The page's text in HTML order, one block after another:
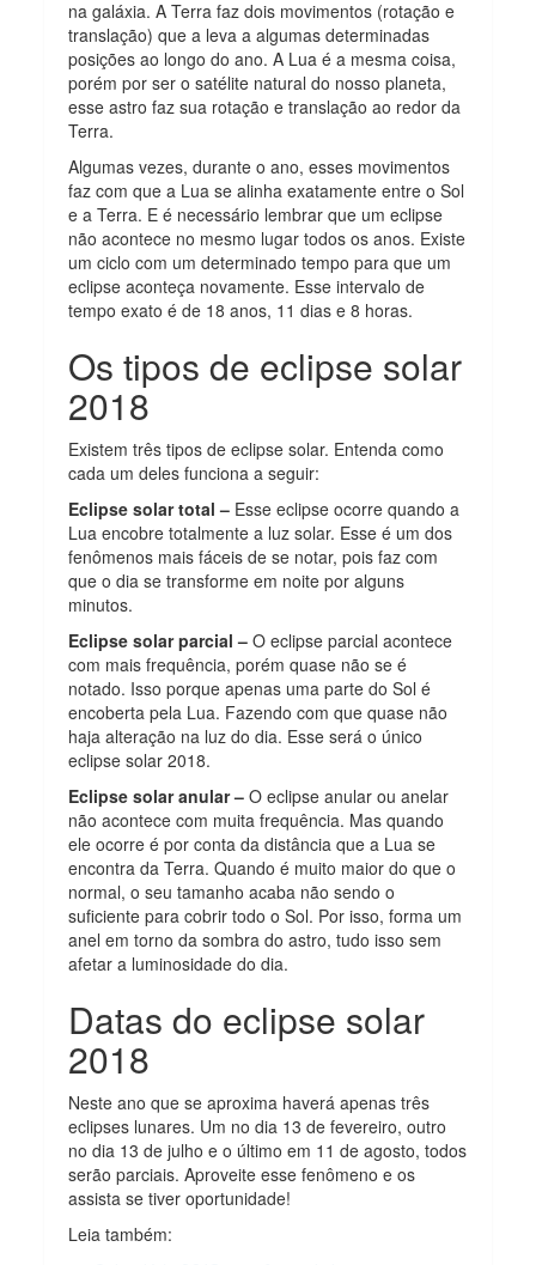
na galáxia. A Terra faz dois movimentos (rotação e
translação) que a leva a algumas determinadas
posições ao longo do ano. A Lua é a mesma coisa,
porém por ser o satélite natural do nosso planeta,
esse astro faz sua rotação e translação ao redor da
Terra.
Algumas vezes, durante o ano, esses movimentos
faz com que a Lua se alinha exatamente entre o Sol
e a Terra. E é necessário lembrar que um eclipse
não acontece no mesmo lugar todos os anos. Existe
um ciclo com um determinado tempo para que um
eclipse aconteça novamente. Esse intervalo de
tempo exato é de 18 anos, 11 dias e 8 horas.
Os tipos de eclipse solar
2018
Existem três tipos de eclipse solar. Entenda como
cada um deles funciona a seguir:
Eclipse solar total – Esse eclipse ocorre quando a
Lua encobre totalmente a luz solar. Esse é um dos
fenômenos mais fáceis de se notar, pois faz com
que o dia se transforme em noite por alguns
minutos.
Eclipse solar parcial – O eclipse parcial acontece
com mais frequência, porém quase não se é
notado. Isso porque apenas uma parte do Sol é
encoberta pela Lua. Fazendo com que quase não
haja alteração na luz do dia. Esse será o único
eclipse solar 2018.
Eclipse solar anular – O eclipse anular ou anelar
não acontece com muita frequência. Mas quando
ele ocorre é por conta da distância que a Lua se
encontra da Terra. Quando é muito maior do que o
normal, o seu tamanho acaba não sendo o
suficiente para cobrir todo o Sol. Por isso, forma um
anel em torno da sombra do astro, tudo isso sem
afetar a luminosidade do dia.
Datas do eclipse solar
2018
Neste ano que se aproxima haverá apenas três
eclipses lunares. Um no dia 13 de fevereiro, outro
no dia 13 de julho e o último em 11 de agosto, todos
serão parciais. Aproveite esse fenômeno e os
assista se tiver oportunidade!
Leia também: